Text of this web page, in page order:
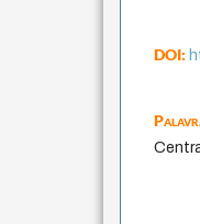
DOI: